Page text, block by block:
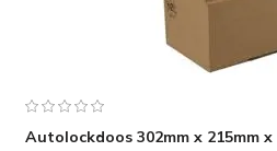
Autolockdoos 302mm x 215mm x